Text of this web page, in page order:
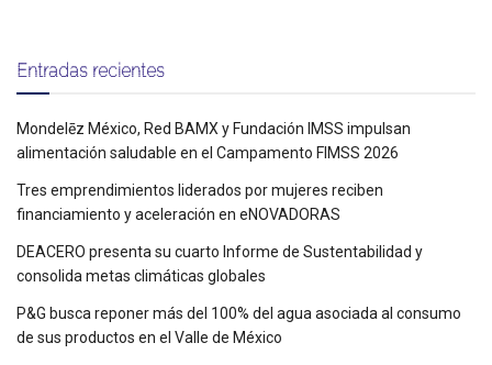
Entradas recientes
Mondelēz México, Red BAMX y Fundación IMSS impulsan
alimentación saludable en el Campamento FIMSS 2026
Tres emprendimientos liderados por mujeres reciben
financiamiento y aceleración en eNOVADORAS
DEACERO presenta su cuarto Informe de Sustentabilidad y
consolida metas climáticas globales
P&G busca reponer más del 100% del agua asociada al consumo
de sus productos en el Valle de México